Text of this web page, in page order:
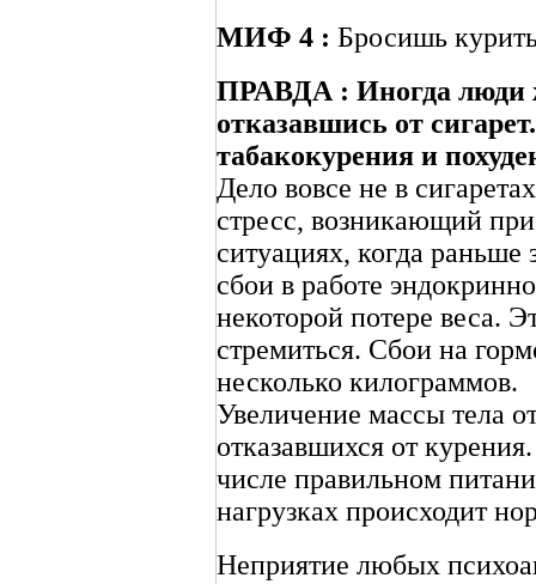
МИФ 4 : Бросишь
ПРАВДА : Иногда люди
отказавшись от
табакокурения и
Дело вовсе не в
стресс, возникающий при
ситуациях, когда
сбои в работе
некоторой потере веса.
стремиться. Сбои на
несколько килограммов.
Увеличение массы тела
отказавшихся от
числе правильном
нагрузках происходит
Неприятие любых